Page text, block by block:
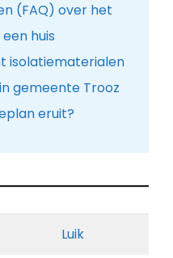
(FAQ) over het
huis
isolatiematerialen
gemeente Trooz
eruit?
Luik